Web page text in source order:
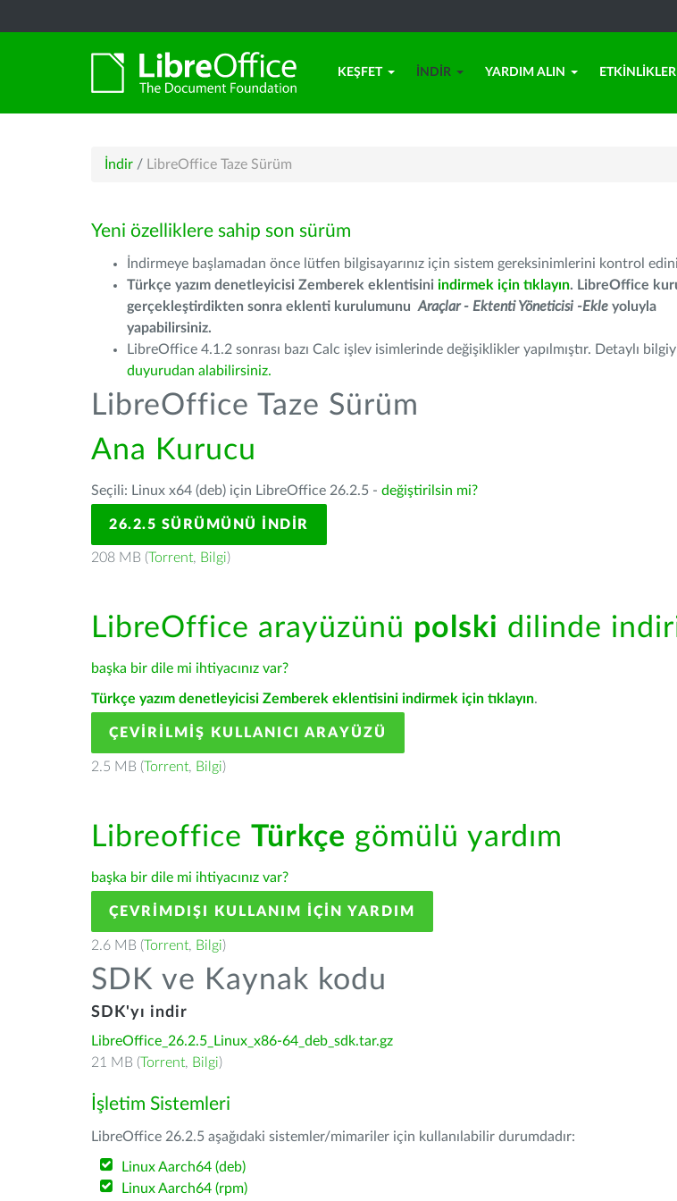
KEŞFET İNDIR YARDIM ALIN ETKINLIKLER
İndir / LibreOffice Taze Sürüm
Yeni özelliklere sahip son sürüm
İndirmeye başlamadan önce lütfen bilgisayarınız için sistem gereksinimlerini kontrol
Türkçe yazım denetleyicisi Zemberek eklentisini indirmek için tıklayın. LibreOffice
gerçekleştirdikten sonra eklenti kurulumunu Araçlar - Ektenti Yöneticisi -Ekle yoluyla
yapabilirsiniz.
LibreOffice 4.1.2 sonrası bazı Calc işlev isimlerinde değişiklikler yapılmıştır. Detaylı
duyurudan alabilirsiniz.
LibreOffice Taze Sürüm
Ana Kurucu
Seçili: Linux x64 (deb) için LibreOffice 26.2.5 - değiştirilsin mi?
26.2.5 SÜRÜMÜNÜ İNDIR
208 MB (Torrent, Bilgi)
LibreOffice arayüzünü polski dilinde
başka bir dile mi ihtiyacınız var?
Türkçe yazım denetleyicisi Zemberek eklentisini indirmek için tıklayın.
ÇEVIRILMIŞ KULLANICI ARAYÜZÜ
2.5 MB (Torrent, Bilgi)
Libreoffice Türkçe gömülü yardım
başka bir dile mi ihtiyacınız var?
ÇEVRIMDIŞI KULLANIM IÇIN YARDIM
2.6 MB (Torrent, Bilgi)
SDK ve Kaynak kodu
SDK'yı indir
LibreOffice_26.2.5_Linux_x86-64_deb_sdk.tar.gz
21 MB (Torrent, Bilgi)
İşletim Sistemleri
LibreOffice 26.2.5 aşağıdaki sistemler/mimariler için kullanılabilir durumdadır:
Linux Aarch64 (deb)
Linux Aarch64 (rpm)